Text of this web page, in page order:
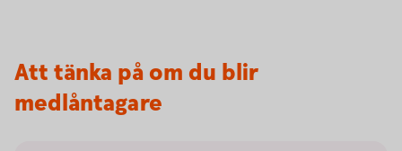
Att tänka på om du blir
medlåntagare